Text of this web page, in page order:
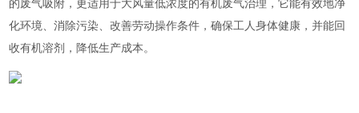
的废气吸附，更适用于大风量低浓度的有机废气治理，它能有效地净
化环境、消除污染、改善劳动操作条件，确保工人身体健康，并能回
收有机溶剂，降低生产成本。